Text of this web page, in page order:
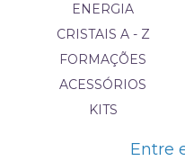
ENERGIA
CRISTAIS A - Z
FORMAÇÕES
ACESSÓRIOS
KITS
Entre